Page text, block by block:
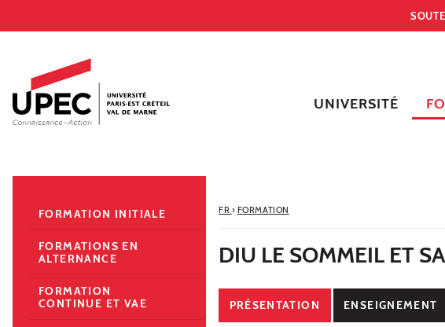
Accès directs
Recherche
Navigation secondaire
UNIVERSITÉ
FR › FORMATION
DIU LE SOMMEIL ET
PRÉSENTATION ENSEIGNEMENT
FORMATION INITIALE
FORMATIONS EN
ALTERNANCE
FORMATION
CONTINUE ET VAE